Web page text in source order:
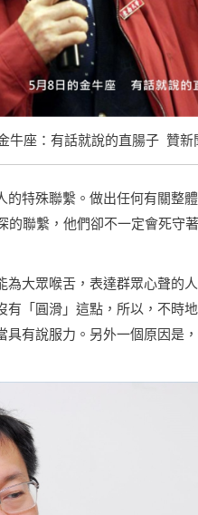
牛座：有話就說的直腸子 贊新
特殊聯繫。做出任何有關整
聯繫，他們卻不一定會死守
大眾喉舌，表達群眾心聲的
「圓滑」這點，所以，不時
有說服力。另外一個原因是